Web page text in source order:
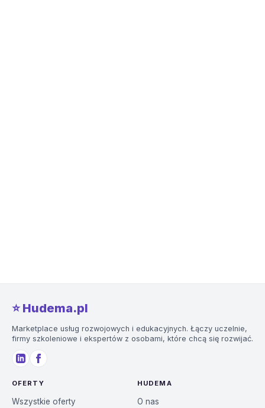
⭐️ Hudema.pl
Marketplace usług rozwojowych i edukacyjnych. Łączy uczelnie,
firmy szkoleniowe i ekspertów z osobami, które chcą się rozwijać.
OFERTY
Wszystkie oferty
HUDEMA
O nas